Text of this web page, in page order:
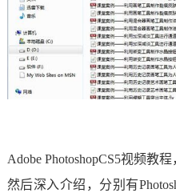
Adobe PhotoshopCS5视频教
然后深入介绍，分别有